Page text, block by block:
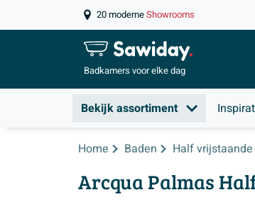
20 moderneShowrooms
Badkamers voor elke dag
Bekijk assortiment
Home Baden Half
Arcqua Palmas